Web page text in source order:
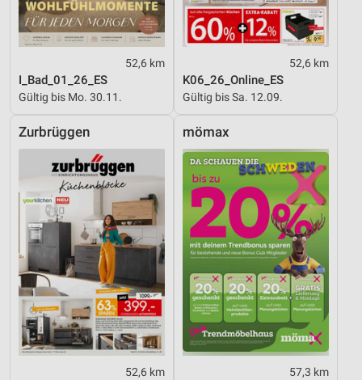
52,6 km
I_Bad_01_26_ES
Gültig bis Mo. 30.11.
52,6 km
K06_26_Online_ES
Gültig bis Sa. 12.09.
Zurbrüggen
52,6 km
mömax
57,3 km